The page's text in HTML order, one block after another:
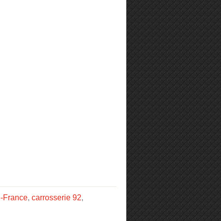
France, carrosserie 92,